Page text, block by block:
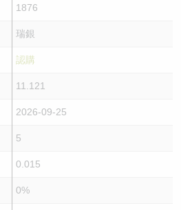
1876
瑞銀
認購
11.121
2026-09-25
5
0.015
0%